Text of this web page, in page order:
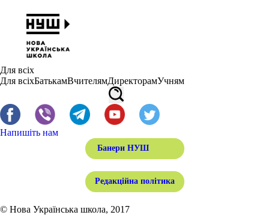
Для всіх
Для всіхБатькамВчителямДиректорамУчням
Напишіть нам
Банери НУШ
Редакційна політика
© Нова Українська школа, 2017